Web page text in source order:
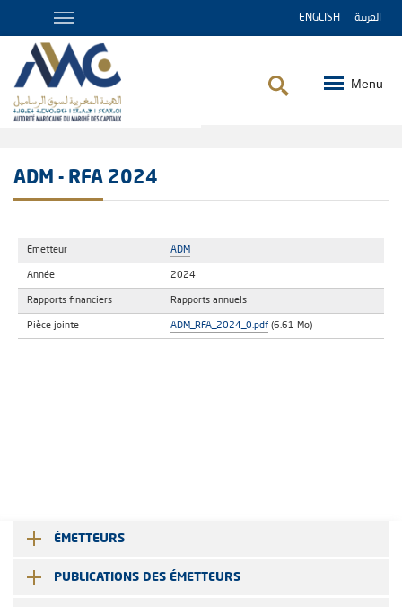
ENGLISH العربية
Menu
ADM - RFA 2024
Emetteur ADM
Année 2024
Rapports financiers Rapports annuels
Pièce jointe ADM_RFA_2024_0.pdf (6.61 Mo)
ÉMETTEURS
PUBLICATIONS DES ÉMETTEURS